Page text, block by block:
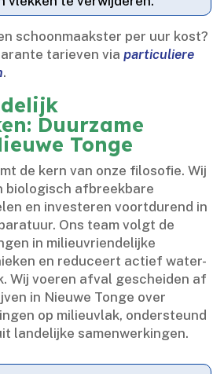
schoonmaakster per uur kost?
tarieven viaparticuliere
.​
Duurzame
Tonge
de kern van onze filosofie.​ Wij
biologisch afbreekbare
en investeren voortdurend in
Ons team volgt de
in milieuvriendelijke
en reduceert actief water-
Wij voeren afval gescheiden af
in Nieuwe Tonge over
op milieuvlak, ondersteund
landelijke samenwerkingen.​